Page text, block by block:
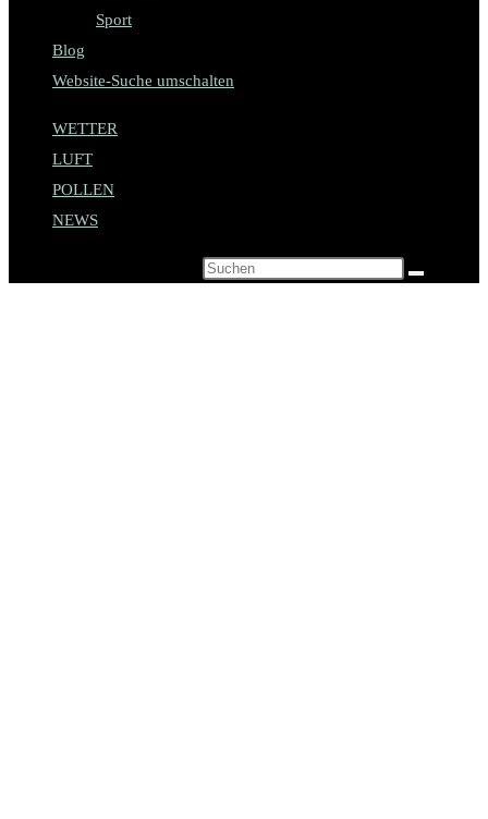
Sport
Blog
Website-Suche umschalten
WETTER
LUFT
POLLEN
NEWS